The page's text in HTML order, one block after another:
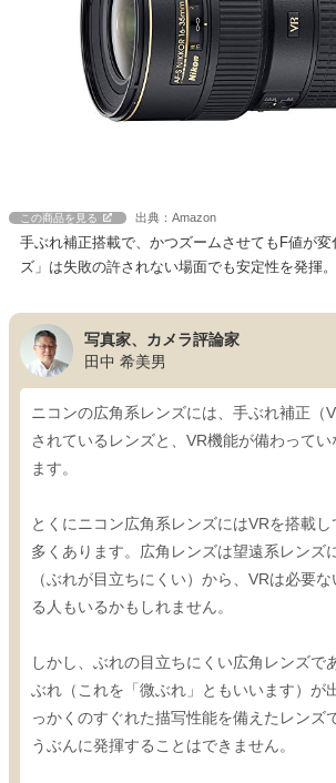
この商品を見る 出典：Amazon
手ぶれ補正搭載で、かつズームさせてもF値が
ズ」は失敗の許されない場面でも安定性を発揮。
写真家、カメラ評論家
田中 希美男
ニコンの広角系レンズには、手ぶれ補正（
されているレンズと、VR機能が備わってい
ます。
とくにニコン広角系レンズにはVRを搭載
多くあります。広角レンズは望遠系レンズ
（ぶれが目立ちにくい）から、VRは必要な
る人もいるかもしれません。
しかし、ぶれの目立ちにくい広角レンズで
ぶれ（これを「微ぶれ」ともいいます）が
っかくのすぐれた描写性能を備えたレンズ
うぶんに発揮することはできません。